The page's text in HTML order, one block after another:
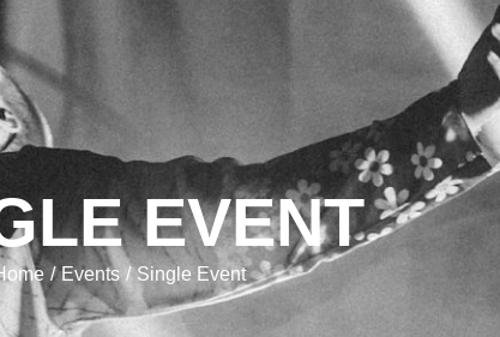
EVENT
/ Events / Single Event